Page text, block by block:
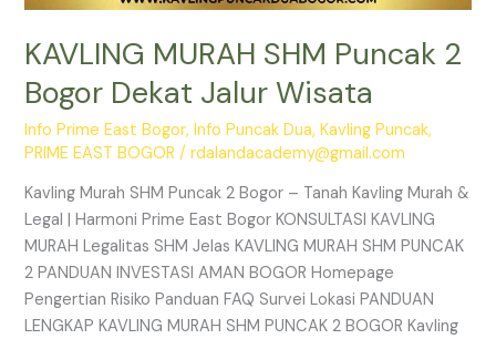
KAVLING MURAH SHM Puncak 2
Bogor Dekat Jalur Wisata
Info Prime East Bogor,Info Puncak Dua,Kavling Puncak,
PRIME EAST BOGOR /rdalandacademy@gmail.com
Kavling Murah SHM Puncak 2 Bogor – Tanah Kavling Murah &
Legal | Harmoni Prime East Bogor KONSULTASI KAVLING
MURAH Legalitas SHM Jelas KAVLING MURAH SHM PUNCAK
2 PANDUAN INVESTASI AMAN BOGOR Homepage
Pengertian Risiko Panduan FAQ Survei Lokasi PANDUAN
LENGKAP KAVLING MURAH SHM PUNCAK 2 BOGOR Kavling